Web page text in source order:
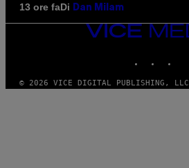
13 ore faDi Dan Milam
VICE
MEDIA
© 2026 VICE DIGITAL PUBLISHING, LLC